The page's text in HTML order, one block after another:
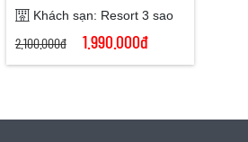
Khách sạn: Resort 3 sao
2.100.000đ 1.990.000đ